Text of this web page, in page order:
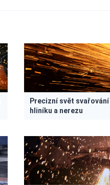
Precizní svět svařování
hliníku a nerezu